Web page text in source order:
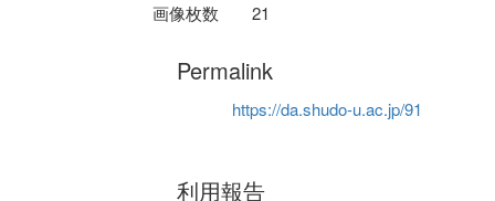
画像枚数 21
Permalink
https://da.shudo-u.ac.jp/91
利用報告